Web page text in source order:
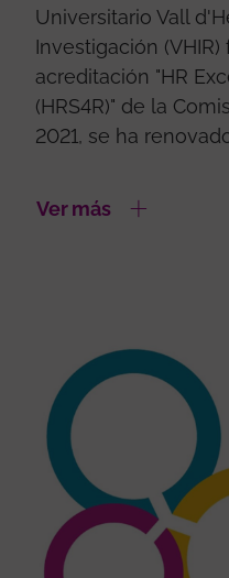
Universitario Vall
Investigación
acreditación "HR
(HRS4R)" de la
2021, se ha
Ver más